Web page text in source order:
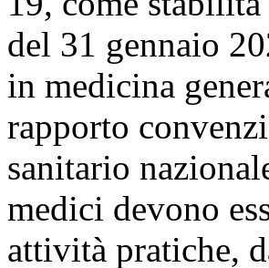
del 31 gennaio
in medicina
rapporto
sanitario
medici devono
attività pratiche,